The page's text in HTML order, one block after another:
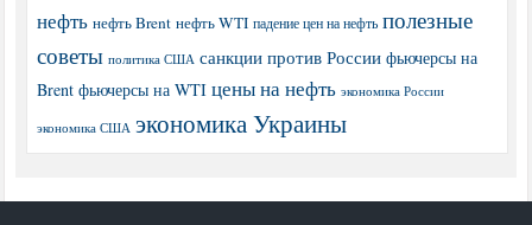
нефть нефть Brent нефть WTI падение цен на нефть полезные
советы политика США санкции против России фьючерсы на
Brent фьючерсы на WTI цены на нефть экономика России
экономика США экономика Украины